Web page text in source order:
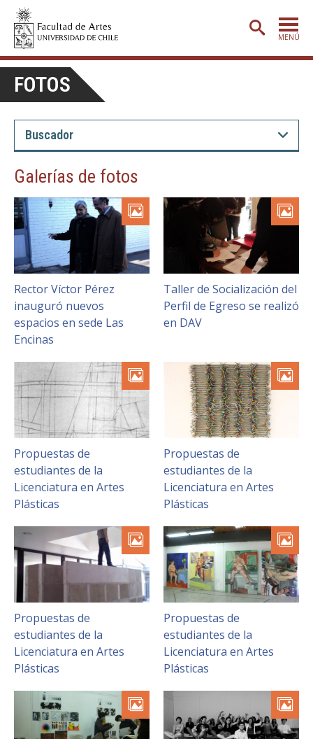
MENÚ
CARRERAS
POSTGRADO
EXTENSIÓN
CREACIÓNE INVESTIGACIÓN
BIBLIOTECA
DEPARTAMENTOS
FACULTAD
Académicas/os Egresadas/os
FOTOS
Galerías de fotos
Rector Víctor Pérez
inauguró nuevos
espacios en sede Las
Encinas
Taller de Socialización del
Perfil de Egreso se realizó
en DAV
Propuestas de
estudiantes de la
Licenciatura en Artes
Plásticas
Propuestas de
estudiantes de la
Licenciatura en Artes
Plásticas
Propuestas de
estudiantes de la
Licenciatura en Artes
Plásticas
Propuestas de
estudiantes de la
Licenciatura en Artes
Plásticas